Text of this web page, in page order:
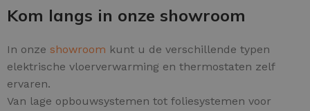
Kom langs in onze showroom
In onze showroom kunt u de verschillende typen
elektrische vloerverwarming en thermostaten zelf
ervaren.
Van lage opbouwsystemen tot foliesystemen voor